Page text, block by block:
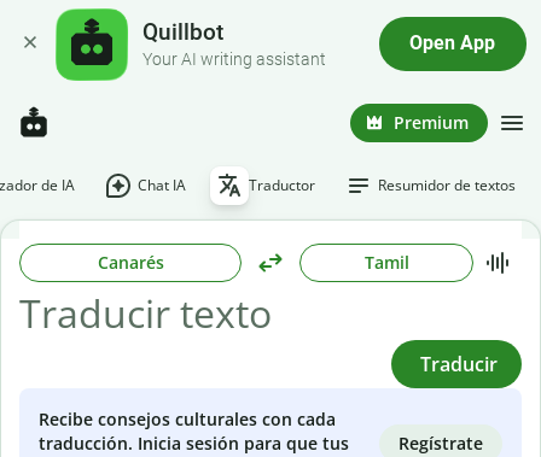
Quillbot
Your AI writing assistant
Open App
Premium
de IA Chat IA Traductor Resumidor de textos
Canarés Tamil
Traducir
Recibe consejos culturales con cada
traducción. Inicia sesión para que tus
Regístrate